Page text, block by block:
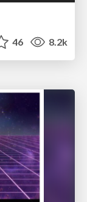
46 8.2k